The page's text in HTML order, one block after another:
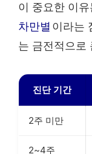
이 중요한 이유
차만별 이라는
는 금전적으로
진단 기간
2주 미만
2~4주